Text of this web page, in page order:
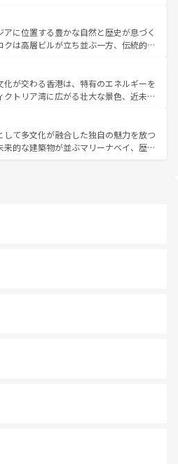
ら、韓国の多彩な魅力を心ゆくまで味
わってみてほしい。 なお、新着の韓国情報はコンテンツ一
い。
統が息づく。ハノイの古い町並みやホ
ンス統治時代の建物も、独特の雰囲気を
また、バラエティの豊かさとおいしさで
ンミー、ベトナムコーヒーなどは、ぜ
い。どの地域を訪れてもあたたかい人々
くれるので、きっと忘れられない旅にな
アに位置する豊かな自然と歴史が息づく
クは高層ビルが立ち並ぶ一方、伝統的な
る。北部ではチェンマイなどの山岳地
い、南部ではプーケットやクラビの美し
ト気分を楽しむことができる。タイ料理
中温暖で、どの季節にも異なる楽しみ
しみやすいタイの人々、仏教を中心とし
様な観光資源が、訪れる旅人を魅了し続
化が交わる香港は、特有のエネルギーを
クトリア湾に広がる壮大な景色、近未来
感動するはず。観光スポットが密集し
見どころを回れるのも魅力。息をのむよ
的な体験まで、香港を存分に楽しみ尽く
して多文化が融合した独自の魅力を放つ
来的な建築物が並ぶマリーナベイ、歴史
元の風情を楽しめる外せないスポット